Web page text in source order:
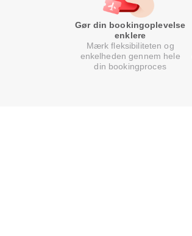
Gør din bookingoplevelse
enklere
Mærk fleksibiliteten og
enkelheden gennem hele
din bookingproces